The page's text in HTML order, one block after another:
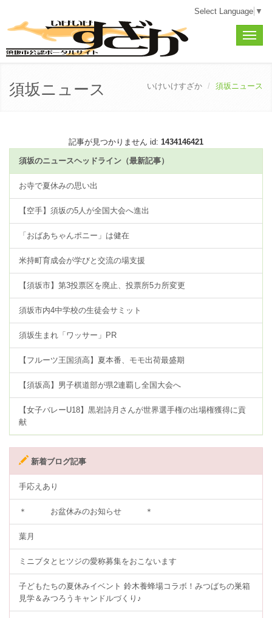
Select Language ▼
Toggle
須坂ニュース いけいけすざか 須坂ニュース
記事が見つかりません id: 1434146421
須坂のニュースヘッドライン（最新記事）
お寺で夏休みの思い出
【空手】須坂の5人が全国大会へ進出
「おばあちゃんポニー」は健在
米持町育成会が学びと交流の場支援
【須坂市】第3投票区を廃止、投票所5カ所変更
須坂市内4中学校の生徒会サミット
須坂生まれ「ワッサー」PR
【フルーツ王国須高】夏本番、モモ出荷最盛期
【須坂高】男子棋道部が県2連覇し全国大会へ
【女子バレーU18】黒岩詩月さんが世界選手権の出場権獲得に貢
献
新着ブログ記事
手応えあり
＊ お盆休みのお知らせ ＊
葉月
ミニブタとヒツジの愛称募集をおこないます
子どもたちの夏休みイベント 鈴木養蜂場コラボ！みつばちの巣箱
見学＆みつろうキャンドルづくり♪